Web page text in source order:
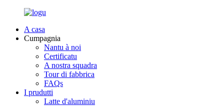
A casa
Cumpagnia
Nantu à noi
Certificatu
A nostra squadra
Tour di fabbrica
FAQs
I prudutti
Latte d'aluminiu